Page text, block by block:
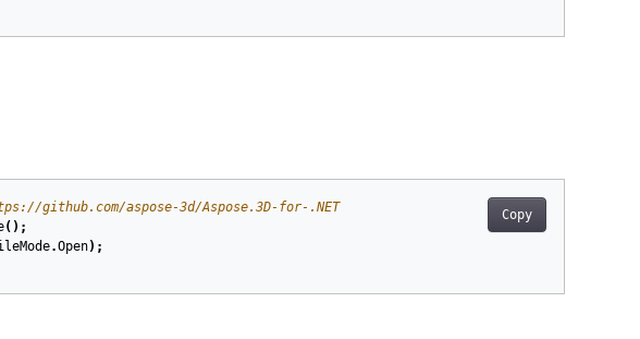
Copy
github.com/aspose-3d/Aspose.3D-for-.NET
();
.Open);